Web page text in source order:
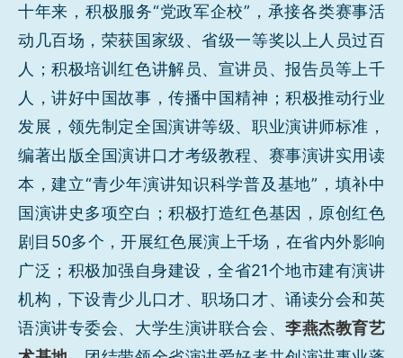
十年来，积极服务“党政军企校”，承接各类赛事活
动几百场，荣获国家级、省级一等奖以上人员过百
人；积极培训红色讲解员、宣讲员、报告员等上千
人，讲好中国故事，传播中国精神；积极推动行业
发展，领先制定全国演讲等级、职业演讲师标准，
编著出版全国演讲口才考级教程、赛事演讲实用读
本，建立“青少年演讲知识科学普及基地”，填补中
国演讲史多项空白；积极打造红色基因，原创红色
剧目50多个，开展红色展演上千场，在省内外影响
广泛；积极加强自身建设，全省21个地市建有演讲
机构，下设青少儿口才、职场口才、诵读分会和英
语演讲专委会、大学生演讲联合会、李燕杰教育艺